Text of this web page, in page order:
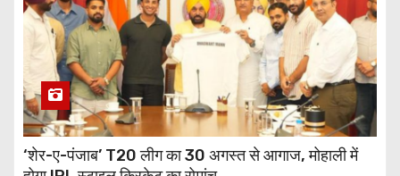
‘शेर-ए-पंजाब’ T20 लीग का 30 अगस्त से आगाज, मोहाली में